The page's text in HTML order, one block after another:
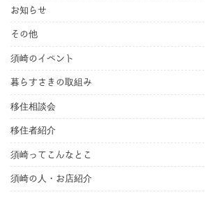
お知らせ
その他
須崎のイベント
暮らすさきの取組み
移住相談会
移住者紹介
須崎ってこんなとこ
須崎の人・お店紹介